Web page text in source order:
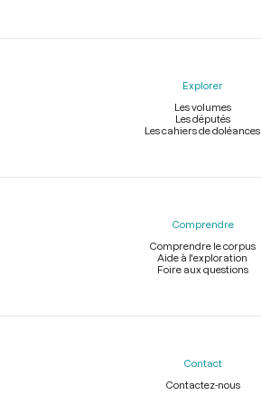
Explorer
Les volumes
Les députés
Les cahiers de doléances
Comprendre
Comprendre le corpus
Aide à l'exploration
Foire aux questions
Contact
Contactez-nous